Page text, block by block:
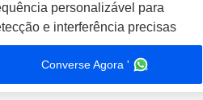
personalizável para
e interferência precisas
Converse Agora '